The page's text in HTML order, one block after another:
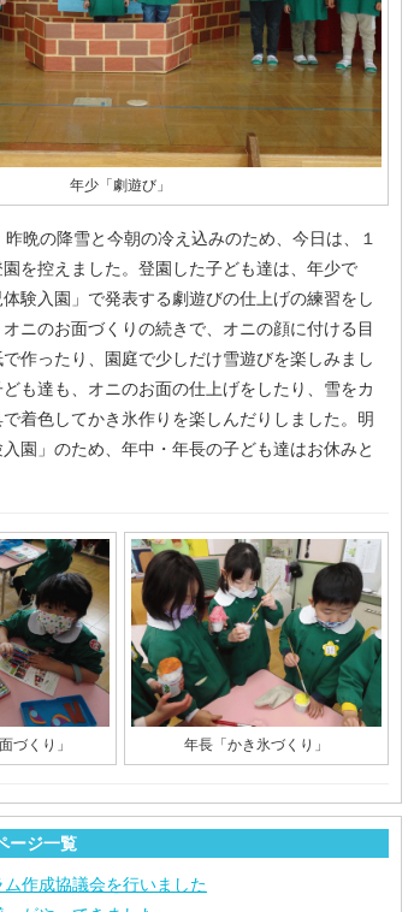
年少「劇遊び」
晩の降雪と今朝の冷え込みのため、今日は、１
を控えました。登園した子ども達は、年少で
験入園」で発表する劇遊びの仕上げの練習をし
ニのお面づくりの続きで、オニの顔に付ける目
作ったり、園庭で少しだけ雪遊びを楽しみまし
も達も、オニのお面の仕上げをしたり、雪をカ
着色してかき氷作りを楽しんだりしました。明
園」のため、年中・年長の子ども達はお休みと
づくり」 年長「かき氷づくり」
ージ一覧
作成協議会を行いました